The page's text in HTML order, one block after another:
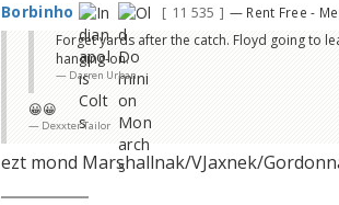
Borbinho 11 535 — Rent Free -
Forget yards after the catch. Floyd going to
hanging-on.
Darren Urban
😀😀
Dexxter Tailor
ezt mond Marshallnak/VJaxnek/